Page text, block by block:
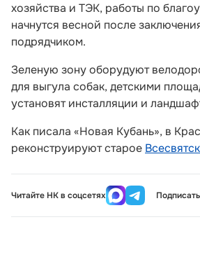
хозяйства и ТЭК, работы по
начнутся весной после
подрядчиком.
Зеленую зону оборудуют
для выгула собак, детскими
установят инсталляции и
Как писала «Новая Кубань», в
реконструируют старое
Читайте НК в соцсетях